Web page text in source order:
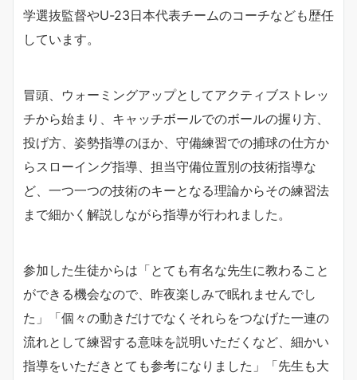
学選抜監督やU-23日本代表チームのコーチなども歴任
しています。
冒頭、ウォーミングアップとしてアクティブストレッ
チから始まり、キャッチボールでのボールの握り方、
投げ方、姿勢指導のほか、守備練習での捕球の仕方か
らスローイング指導、担当守備位置別の技術指導な
ど、一つ一つの技術のキーとなる理論からその練習法
まで細かく解説しながら指導が行われました。
参加した生徒からは「とても有名な先生に教わること
ができる機会なので、昨夜楽しみで眠れませんでし
た」「個々の動きだけでなくそれらをつなげた一連の
流れとして練習する意味を説明いただくなど、細かい
指導をいただきとても参考になりました」「先生も大